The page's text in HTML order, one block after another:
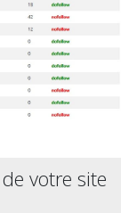
votre site